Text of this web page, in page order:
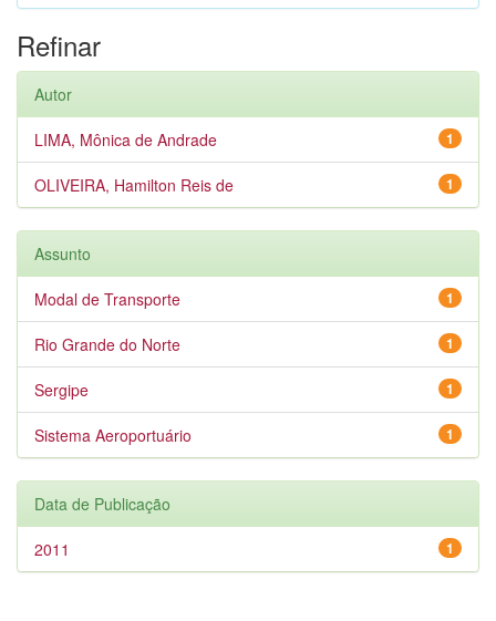
Refinar
Autor
1
LIMA, Mônica de Andrade
1
OLIVEIRA, Hamilton Reis de
Assunto
1
Modal de Transporte
1
Rio Grande do Norte
1
Sergipe
1
Sistema Aeroportuário
Data de Publicação
1
2011